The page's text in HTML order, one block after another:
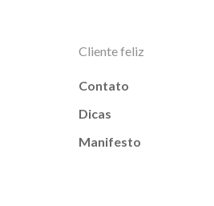
Cliente feliz
Contato
Dicas
Manifesto